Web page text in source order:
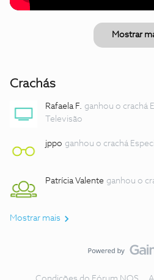
Mostrar
Crachás
Rafaela F. ganhou o crachá
Televisão
jppo ganhou o crachá
Patrícia Valente ganhou o
Mostrar mais